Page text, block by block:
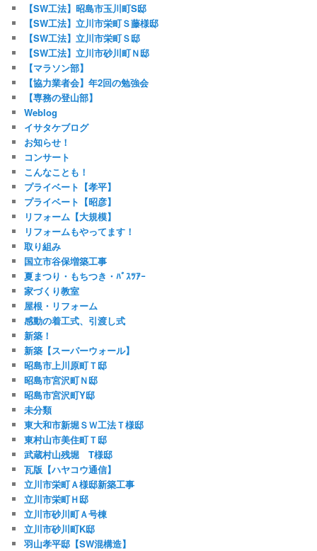
【SW工法】昭島市玉川町S邸
【SW工法】立川市栄町Ｓ藤様邸
【SW工法】立川市栄町Ｓ邸
【SW工法】立川市砂川町Ｎ邸
【マラソン部】
【協力業者会】年2回の勉強会
【専務の登山部】
Weblog
イサタケブログ
お知らせ！
コンサート
こんなことも！
プライベート【孝平】
プライベート【昭彦】
リフォーム【大規模】
リフォームもやってます！
取り組み
国立市谷保増築工事
夏まつり・もちつき・ﾊﾞｽﾂｱｰ
家づくり教室
屋根・リフォーム
感動の着工式、引渡し式
新築！
新築【スーパーウォール】
昭島市上川原町Ｔ邸
昭島市宮沢町Ｎ邸
昭島市宮沢町Y邸
未分類
東大和市新堀ＳＷ工法Ｔ様邸
東村山市美住町Ｔ邸
武蔵村山残堀 T様邸
瓦版【ハヤコウ通信】
立川市栄町Ａ様邸新築工事
立川市栄町Ｈ邸
立川市砂川町Ａ号棟
立川市砂川町K邸
羽山孝平邸【SW混構造】